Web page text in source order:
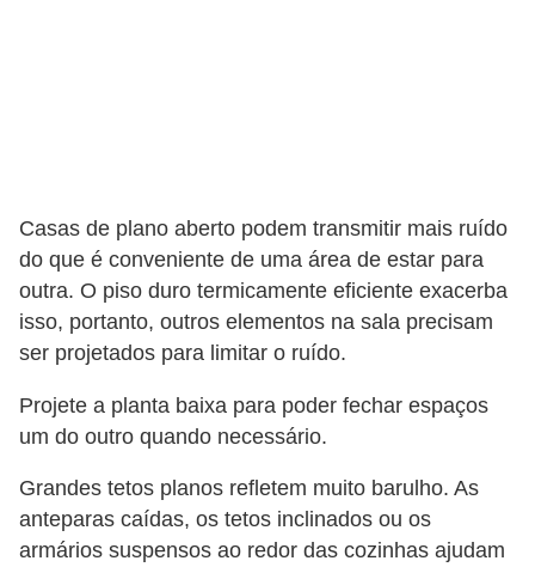
Casas de plano aberto podem transmitir mais ruído
do que é conveniente de uma área de estar para
outra. O piso duro termicamente eficiente exacerba
isso, portanto, outros elementos na sala precisam
ser projetados para limitar o ruído.
Projete a planta baixa para poder fechar espaços
um do outro quando necessário.
Grandes tetos planos refletem muito barulho. As
anteparas caídas, os tetos inclinados ou os
armários suspensos ao redor das cozinhas ajudam